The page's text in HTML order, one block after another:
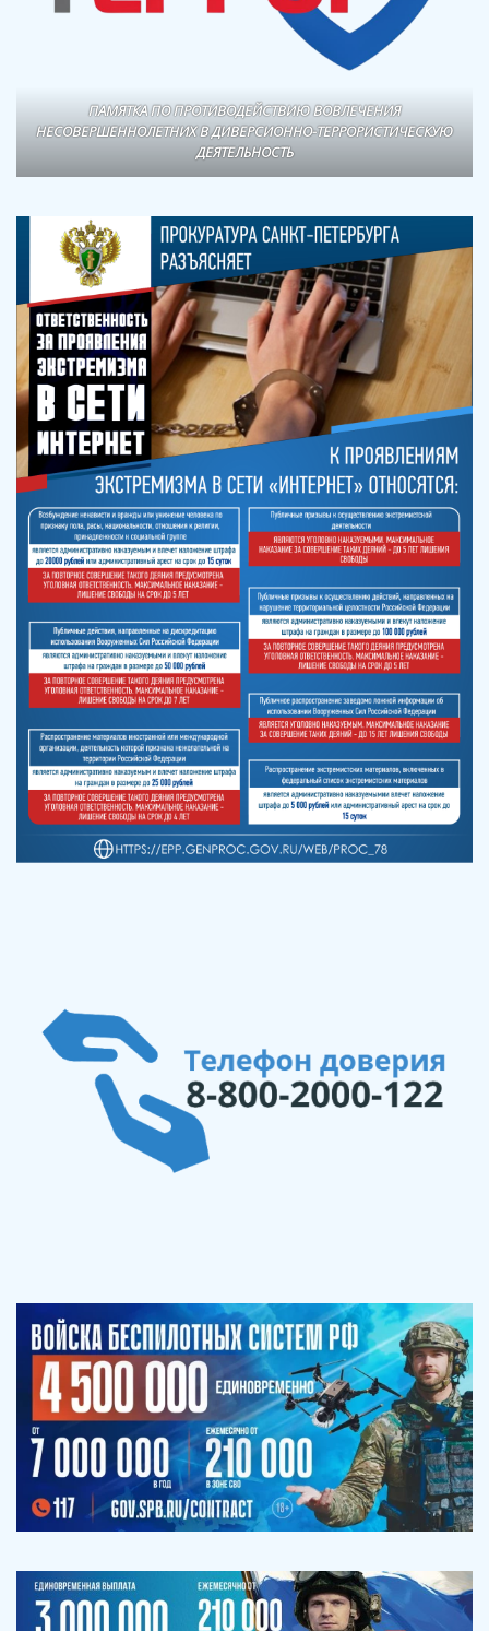
ПАМЯТКА ПО ПРОТИВОДЕЙСТВИЮ ВОВЛЕЧЕНИЯ
НЕСОВЕРШЕННОЛЕТНИХ В ДИВЕРСИОННО-ТЕРРОРИСТИЧЕСКУЮ
ДЕЯТЕЛЬНОСТЬ